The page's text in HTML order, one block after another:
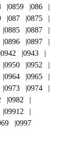
0859
086
087
0875
0885
0887
0896
0897
0942
0943
0950
0952
0964
0965
0973
0974
0982
09912
0997